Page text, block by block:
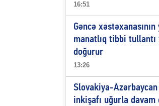
16:51
Gəncə
manatlıq tibbi
doğurur
13:26
Slovakiya-
inkişafı uğurla davam